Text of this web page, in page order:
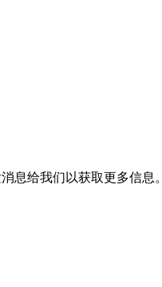
息给我们以获取更多信息。